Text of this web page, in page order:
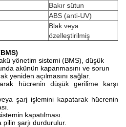
Bakır sütun
ABS (anti-UV)
Blak veya
özelleştirilmiş
yönetim sistemi (BMS), düşük
akünün kapanmasını ve sorun
yeniden açılmasını sağlar.
hücrenin düşük gerilime karşı
şarj işlemini kapatarak hücrenin
kapatılması.
pilin şarjı durdurulur.